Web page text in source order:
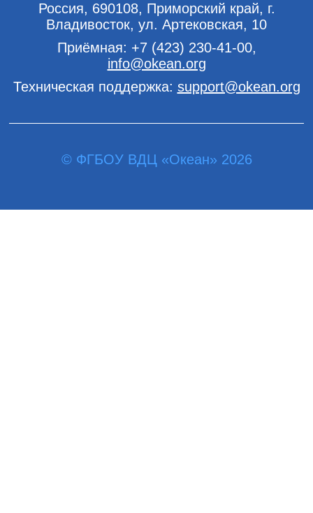
Россия, 690108, Приморский край, г.
Владивосток, ул. Артековская, 10
Приёмная: +7 (423) 230-41-00,
info@okean.org
Техническая поддержка: support@okean.org
© ФГБОУ ВДЦ «Океан» 2026